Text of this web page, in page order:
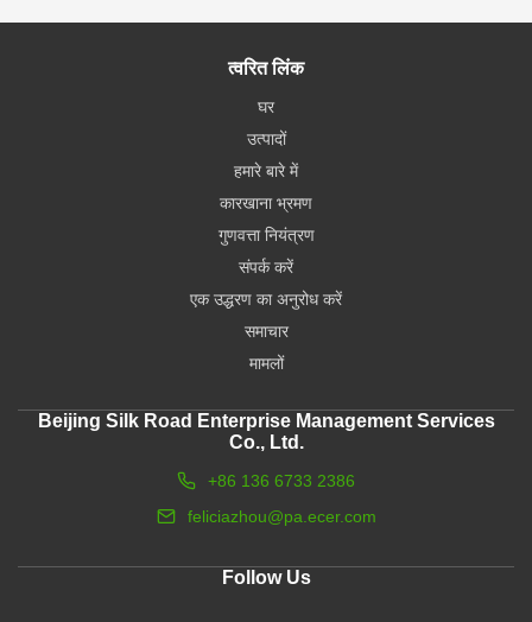
त्वरित लिंक
घर
उत्पादों
हमारे बारे में
कारखाना भ्रमण
गुणवत्ता नियंत्रण
संपर्क करें
एक उद्धरण का अनुरोध करें
समाचार
मामलों
Beijing Silk Road Enterprise Management Services
Co., Ltd.
+86 136 6733 2386
feliciazhou@pa.ecer.com
Follow Us